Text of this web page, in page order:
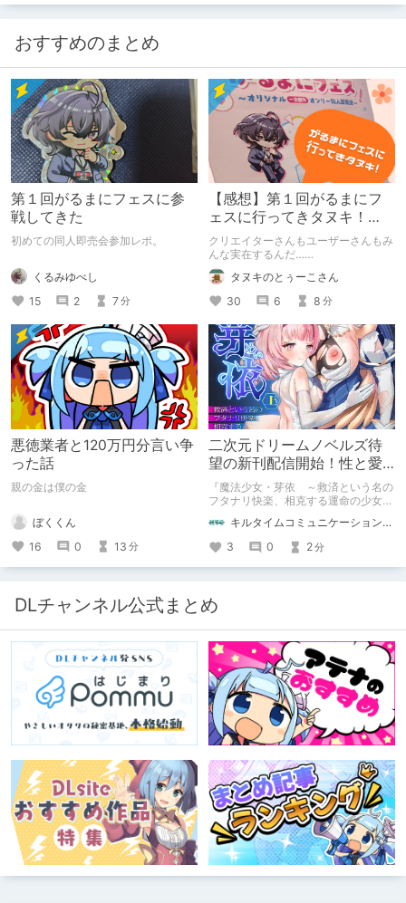
おすすめのまとめ
第１回がるまにフェスに参
戦してきた
初めての同人即売会参加レポ。
くるみゆべし
15
2 7分
【感想】第１回がるまにフ
ェスに行ってきタヌキ！
【レポ】
クリエイターさんもユーザーさんもみ
んな実在するんだ……
タヌキのとぅーこさん
30
6 8 分
悪徳業者と120万円分言い争
った話
親の金は僕の金
ぼくくん
16
0 13 分
二次元ドリームノベルズ待
望の新刊配信開始！性と愛
が渦巻く、ファンタジー官
能小説開幕！
『魔法少女・芽依 ～救済という名の
フタナリ快楽、相克する運命の少女た
ト：鳩春 一気に上・下巻が同時配
信！
キルタイムコミュニケーション（KTC）の作品を一人でも多くの人に知ってほしい人
3
0 2分
DLチャンネル公式まとめ